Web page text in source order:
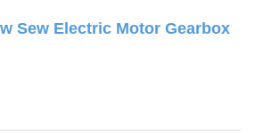
Sew Electric Motor Gearbox